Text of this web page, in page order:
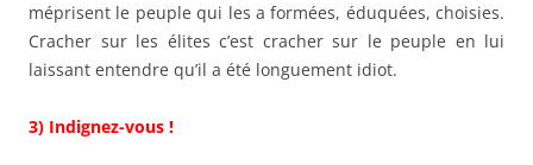
méprisent le peuple qui les a formées, éduquées, choisies.
Cracher sur les élites c’est cracher sur le peuple en lui
laissant entendre qu’il a été longuement idiot.
3) Indignez-vous !